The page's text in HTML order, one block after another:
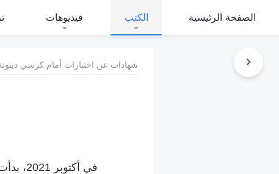
الصفحة الرئيسية الكتب فيديوهات
شهادات عن اختبارات أمام كرسي
في